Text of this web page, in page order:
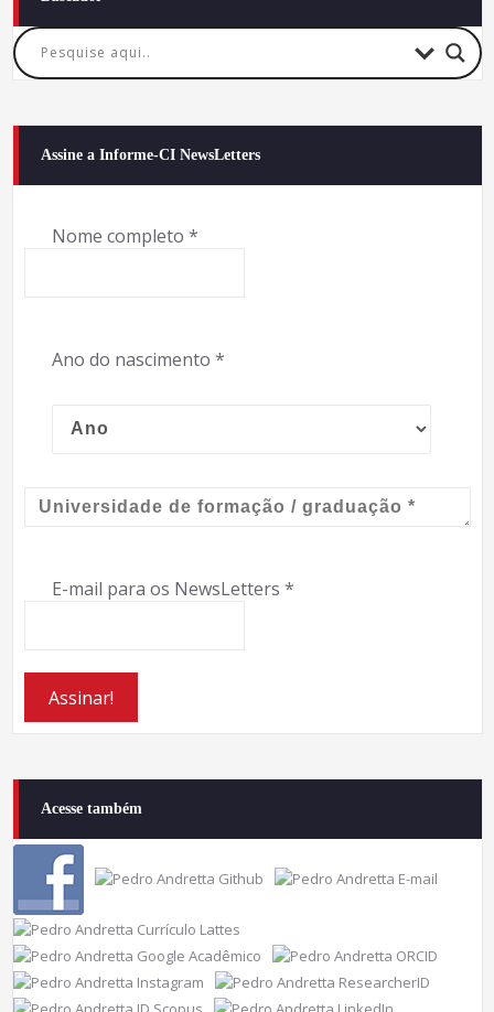
Assine a Informe-CI NewsLetters
Nome completo *
Ano do nascimento *
E-mail para os NewsLetters *
Acesse também